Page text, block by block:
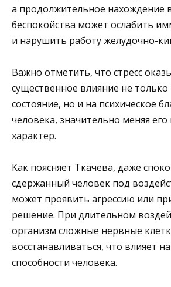
а продолжительное нахождение
беспокойства может ослабить
и нарушить работу желудочно-
Важно отметить, что стресс
существенное влияние не только
состояние, но и на психическое
человека, значительно меняя
характер.
Как поясняет Ткачева, даже
сдержанный человек под
может проявить агрессию или
решение. При длительном
организм сложные нервные
восстанавливаться, что влияет
способности человека.